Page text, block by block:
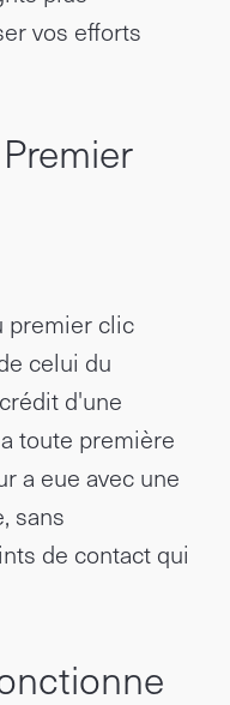
vos efforts
premier clic
celui du
d'une
toute première
a eue avec une
sans
de contact qui